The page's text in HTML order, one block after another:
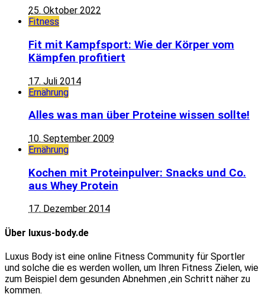
25. Oktober 2022
Fitness
Fit mit Kampfsport: Wie der Körper vom
Kämpfen profitiert
17. Juli 2014
Ernährung
Alles was man über Proteine wissen sollte!
10. September 2009
Ernährung
Kochen mit Proteinpulver: Snacks und Co.
aus Whey Protein
17. Dezember 2014
Über luxus-body.de
Luxus Body ist eine online Fitness Community für Sportler
und solche die es werden wollen, um Ihren Fitness Zielen, wie
zum Beispiel dem gesunden Abnehmen ,ein Schritt näher zu
kommen.